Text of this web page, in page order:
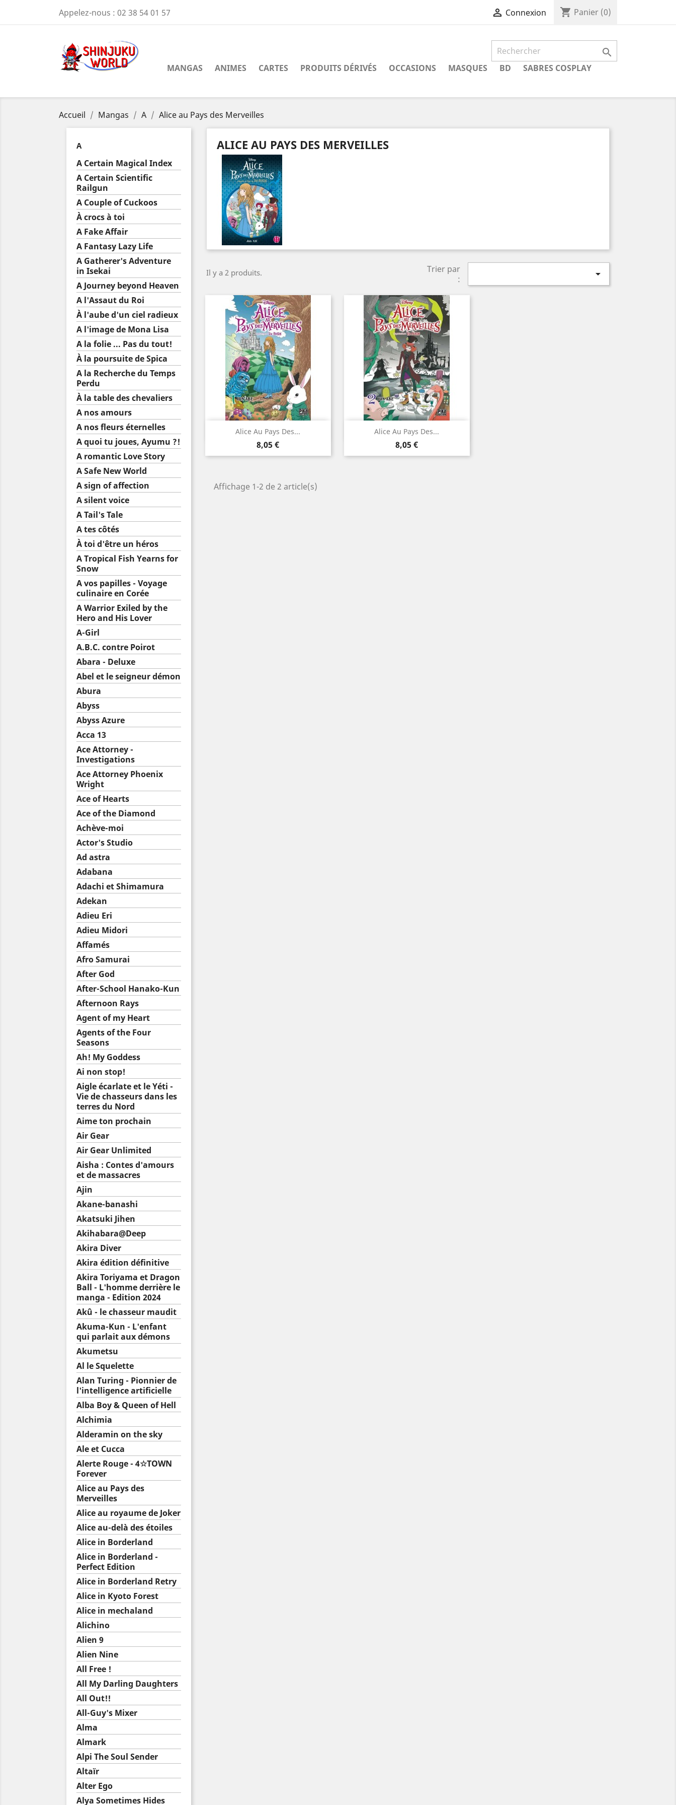
Appelez-nous : 02 38 54 01 57  Connexion shopping_cart Panier (0)

MANGAS ANIMES CARTES PRODUITS DÉRIVÉS OCCASIONS MASQUES BD SABRES COSPLAY
Accueil Mangas A Alice au Pays des Merveilles
A
A Certain Magical Index
A Certain Scientific
Railgun
A Couple of Cuckoos
À crocs à toi
A Fake Affair
A Fantasy Lazy Life
A Gatherer's Adventure
in Isekai
A Journey beyond Heaven
A l'Assaut du Roi
À l'aube d'un ciel radieux
A l'image de Mona Lisa
A la folie ... Pas du tout!
À la poursuite de Spica
A la Recherche du Temps
Perdu
À la table des chevaliers
A nos amours
A nos fleurs éternelles
A quoi tu joues, Ayumu ?!
A romantic Love Story
A Safe New World
A sign of affection
A silent voice
A Tail's Tale
A tes côtés
À toi d'être un héros
A Tropical Fish Yearns for
Snow
A vos papilles - Voyage
culinaire en Corée
A Warrior Exiled by the
Hero and His Lover
A-Girl
A.B.C. contre Poirot
Abara - Deluxe
Abel et le seigneur démon
Abura
Abyss
Abyss Azure
Acca 13
Ace Attorney -
Investigations
Ace Attorney Phoenix
Wright
Ace of Hearts
Ace of the Diamond
Achève-moi
Actor's Studio
Ad astra
Adabana
Adachi et Shimamura
Adekan
Adieu Eri
Adieu Midori
Affamés
Afro Samurai
After God
After-School Hanako-Kun
Afternoon Rays
Agent of my Heart
Agents of the Four
Seasons
Ah! My Goddess
Ai non stop!
Aigle écarlate et le Yéti -
Vie de chasseurs dans les
terres du Nord
Aime ton prochain
Air Gear
Air Gear Unlimited
Aisha : Contes d'amours
et de massacres
Ajin
Akane-banashi
Akatsuki Jihen
Akihabara@Deep
Akira Diver
Akira édition définitive
Akira Toriyama et Dragon
Ball - L'homme derrière le
manga - Edition 2024
Akû - le chasseur maudit
Akuma-Kun - L'enfant
qui parlait aux démons
Akumetsu
Al le Squelette
Alan Turing - Pionnier de
l'intelligence artificielle
Alba Boy & Queen of Hell
Alchimia
Alderamin on the sky
Ale et Cucca
Alerte Rouge - 4☆TOWN
Forever
Alice au Pays des
Merveilles
Alice au royaume de Joker
Alice au-delà des étoiles
Alice in Borderland
Alice in Borderland -
Perfect Edition
Alice in Borderland Retry
Alice in Kyoto Forest
Alice in mechaland
Alichino
Alien 9
Alien Nine
All Free !
All My Darling Daughters
All Out!!
All-Guy's Mixer
Alma
Almark
Alpi The Soul Sender
Altaïr
Alter Ego
Alya Sometimes Hides
ALICE AU PAYS DES MERVEILLES
Il y a 2 produits.
Trier par
:

Alice Au Pays Des...
Prix
8,05 €
Aperçu rapide Alice Au Pays Des...
Prix
8,05 €
Aperçu rapide
Affichage 1-2 de 2 article(s)